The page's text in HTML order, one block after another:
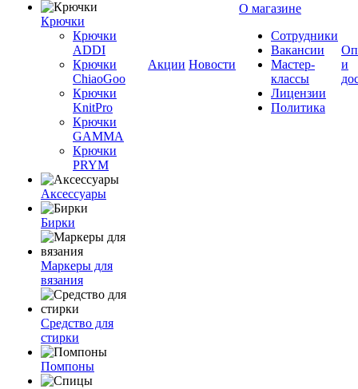
Крючки
Крючки
ADDI
Крючки
ChiaoGoo
Крючки
KnitPro
Крючки
GAMMA
Крючки
PRYM
Аксессуары
Бирки
Маркеры для
вязания
Средство для
стирки
Помпоны
Акции Новости
О магазине
Сотрудники
Вакансии
Мастер-
классы
Лицензии
Политика
и